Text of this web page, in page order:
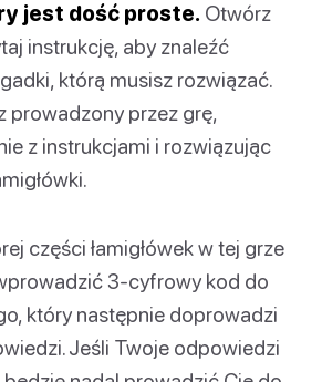
jest dość proste. Otwórz
instrukcję, aby znaleźć
którą musisz rozwiązać.
prowadzony przez grę,
z instrukcjami i rozwiązując
części łamigłówek w tej grze
3-cyfrowy kod do
który następnie doprowadzi
Jeśli Twoje odpowiedzi